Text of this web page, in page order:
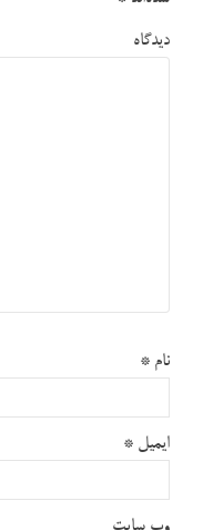
دیدگاه
نام *
ایمیل *
وب‌ سایت